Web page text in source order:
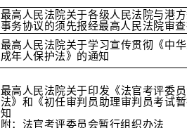
最高人民法院关于各级人民法院与港
事务协议的须先报经最高人民法院审
最高人民法院关于学习宣传贯彻《中
成年人保护法》的通知
最高人民法院关于印发《法官考评委
法》和《初任审判员助理审判员考试
知
附：法官考评委员会暂行组织办法